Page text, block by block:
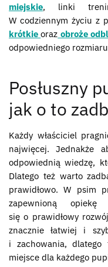
miejskie, linki
W codziennym życiu z
krótkieoraz obroże
odpowiedniego
Posłuszny
jak o to
Każdy właściciel
najwięcej. Jednakże
odpowiednią wiedzę,
Dlatego też warto
prawidłowo. W psim
zapewnioną opiekę
się o prawidłowy
znacznie łatwiej i
i zachowania, dlatego
miejsce dla każdego